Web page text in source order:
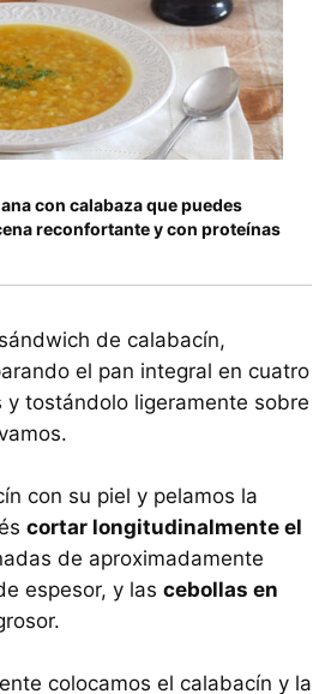
con calabaza que puedes
reconfortante y con proteínas
de calabacín,
el pan integral en cuatro
y tostándolo ligeramente sobre
con su piel y pelamos la
cortar longitudinalmente el
de aproximadamente
espesor, y las cebollas en
colocamos el calabacín y la